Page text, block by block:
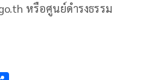
หรือศูนย์ดำรงธรรม